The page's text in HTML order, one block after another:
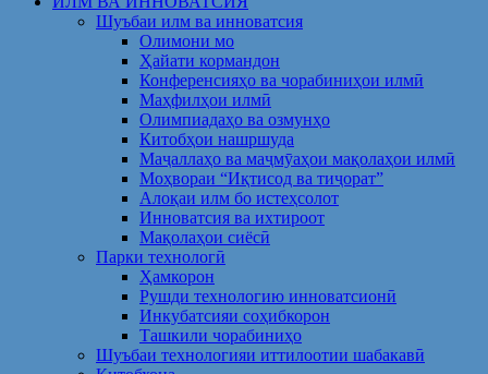
Шуъбаи илм ва инноватсия
Олимони мо
Ҳайати кормандон
Конференсияҳо ва чорабиниҳои илмӣ
Маҳфилҳои илмӣ
Олимпиадаҳо ва озмунҳо
Китобҳои нашршуда
Маҷаллаҳо ва маҷмӯаҳои мақолаҳои илмӣ
Моҳвораи “Иқтисод ва тиҷорат”
Алоқаи илм бо истеҳсолот
Инноватсия ва ихтироот
Мақолаҳои сиёсӣ
Парки технологӣ
Ҳамкорон
Рушди технологию инноватсионӣ
Инкубатсияи соҳибкорон
Ташкили чорабиниҳо
Шуъбаи технологияи иттилоотии шабакавӣ